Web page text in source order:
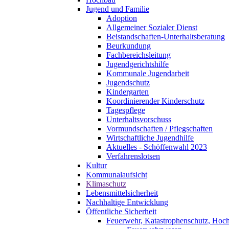
Jugend und Familie
Adoption
Allgemeiner Sozialer Dienst
Beistandschaften-Unterhaltsberatung
Beurkundung
Fachbereichsleitung
Jugendgerichtshilfe
Kommunale Jugendarbeit
Jugendschutz
Kindergarten
Koordinierender Kinderschutz
Tagespflege
Unterhaltsvorschuss
Vormundschaften / Pflegschaften
Wirtschaftliche Jugendhilfe
Aktuelles - Schöffenwahl 2023
Verfahrenslotsen
Kultur
Kommunalaufsicht
Klimaschutz
Lebensmittelsicherheit
Nachhaltige Entwicklung
Öffentliche Sicherheit
Feuerwehr, Katastrophenschutz,